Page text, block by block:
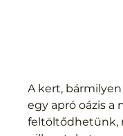
A kert, bármilyen
egy apró oázis a
feltöltődhetünk,